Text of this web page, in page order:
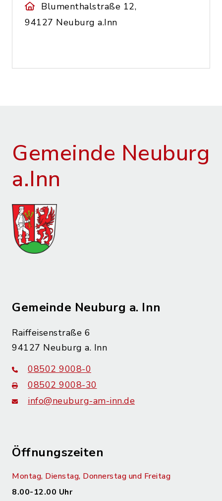
Blumenthalstraße 12,
94127 Neuburg a.Inn
Gemeinde Neuburg
a.Inn
Gemeinde Neuburg a. Inn
Raiffeisenstraße 6
94127 Neuburg a. Inn
08502 9008-0
08502 9008-30
info@neuburg-am-inn.de
Öffnungszeiten
Montag, Dienstag, Donnerstag und Freitag
8.00-12.00 Uhr